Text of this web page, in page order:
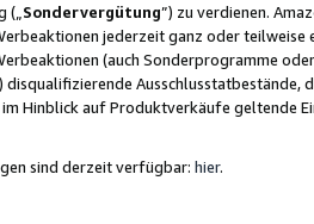
Sondervergütung”) zu verdienen.
jederzeit ganz oder
(auch Sonderprogramme
Ausschlusstatbestände,
Hinblick auf Produktverkäufe geltende
sind derzeit verfügbar: hier.